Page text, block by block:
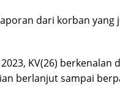
dari korban yang
KV(26) berkenalan
berlanjut sampai